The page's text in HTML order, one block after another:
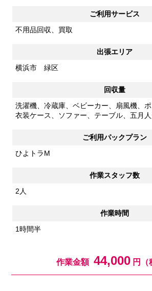
ご利用サービス
不用品回収、買取
出張エリア
横浜市 緑区
回収量
洗濯機、冷蔵庫、ベビーカー、扇風機、ポ
衣装ケース、ソファー、テーブル、五月
ご利用パックプラン
ひよトラM
作業スタッフ数
2人
作業時間
1時間半
作業金額 44,000円（